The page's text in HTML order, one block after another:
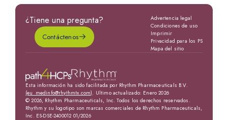
¿Tiene una pregunta?
Contáctenos
Advertencia legal
Condiciones de uso
Imprimir
Privacidad para los PS
Mapa del sitio
Esta información ha sido facilitada por Rhythm Pharmaceuticals B.V.
(eu_medinfo@rhythmtx.com). Ultimo actualizado: Enero 2026
© 2026, Rhythm Pharmaceuticals, Inc. Todos los derechos reservados.
Rhythm y su logotipo son marcas comerciales de Rhythm Pharmaceuticals,
Inc. ES-DSE-2400012 01/2026